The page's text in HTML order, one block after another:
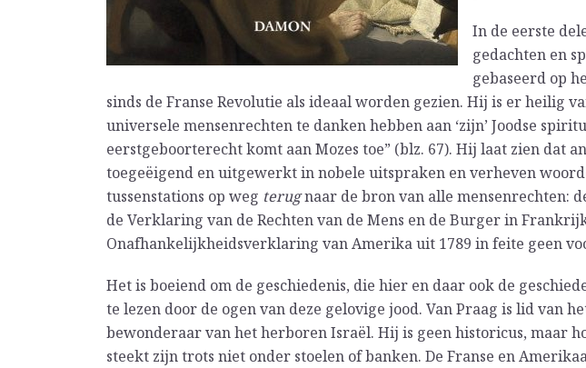
In de eerste
gedachten en
gebaseerd op
sinds de Franse Revolutie als ideaal worden gezien. Hij is er heilig
universele mensenrechten te danken hebben aan ‘zijn’ Joodse
eerstgeboorterecht komt aan Mozes toe” (blz. 67). Hij laat zien dat
toegeëigend en uitgewerkt in nobele uitspraken en verheven
tussenstations op weg terugnaar de bron van alle mensenrechten:
de Verklaring van de Rechten van de Mens en de Burger in
Onafhankelijkheidsverklaring van Amerika uit 1789 in feite geen
Het is boeiend om de geschiedenis, die hier en daar ook de
te lezen door de ogen van deze gelovige jood. Van Praag is lid van
bewonderaar van het herboren Israël. Hij is geen historicus, maar
steekt zijn trots niet onder stoelen of banken. De Franse en